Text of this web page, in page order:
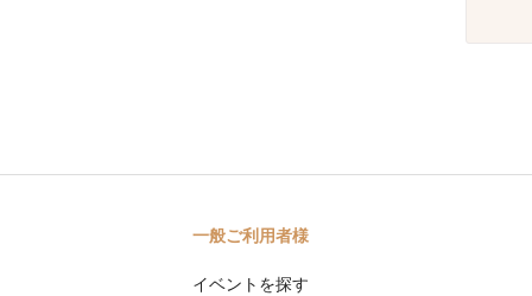
一般ご利用者様
イベントを探す